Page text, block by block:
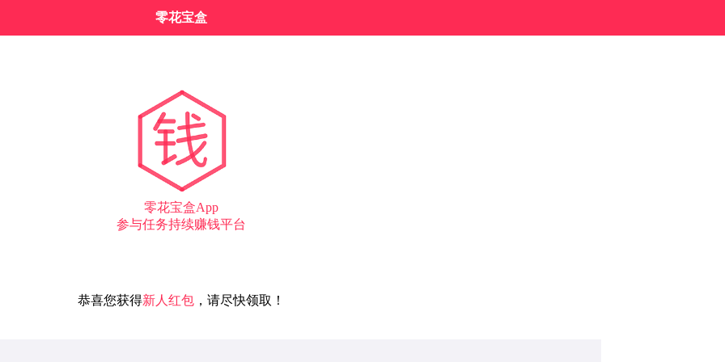
零花宝盒
零花宝盒App
参与任务持续赚钱平台
恭喜您获得新人红包，请尽快领取！